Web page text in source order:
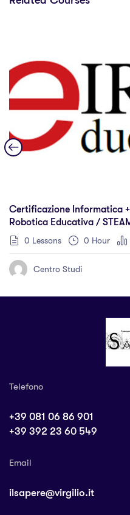
Certificazione Informatica
Robotica Educativa /
0 Lessons 0 Hour
Centro Studi
Telefono
+39 081 06 86 901
+39 392 23 60 549
Email
ilsapere@virgilio.it